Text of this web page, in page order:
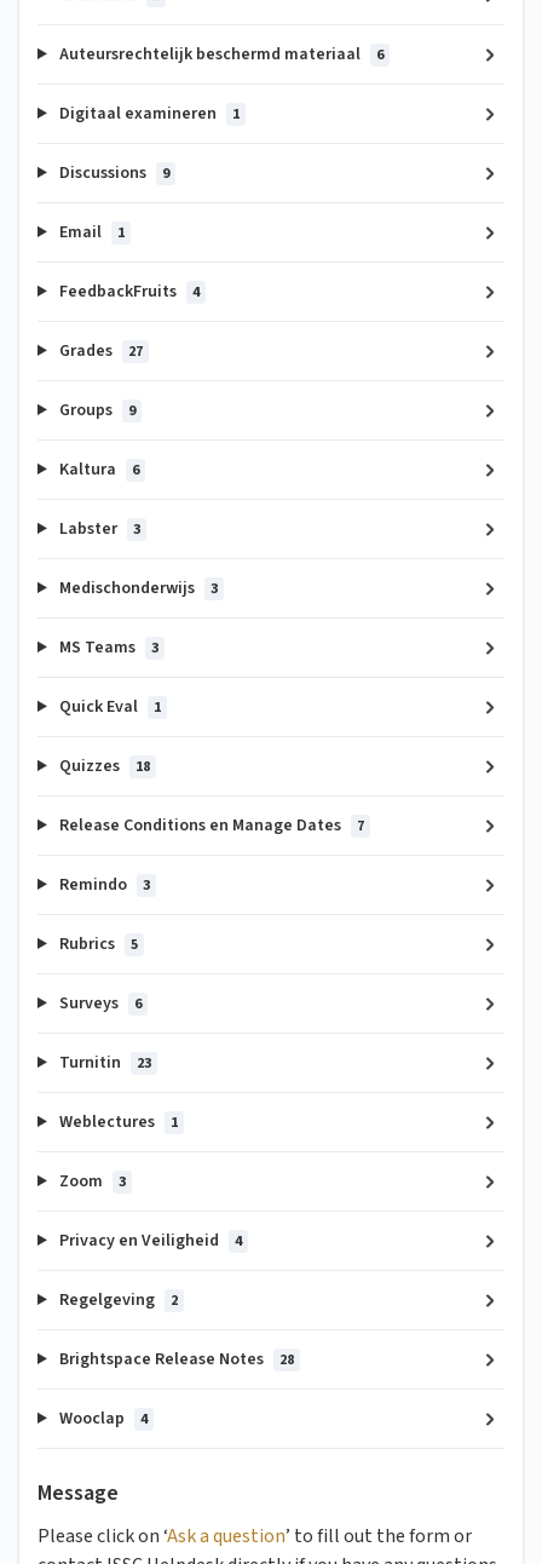
Auteursrechtelijk beschermd materiaal 6
Digitaal examineren 1
Discussions 9
Email 1
FeedbackFruits 4
Grades 27
Groups 9
Kaltura 6
Labster 3
Medischonderwijs 3
MS Teams 3
Quick Eval 1
Quizzes 18
Release Conditions en Manage Dates 7
Remindo 3
Rubrics 5
Surveys 6
Turnitin 23
Weblectures 1
Zoom 3
Privacy en Veiligheid 4
Regelgeving 2
Brightspace Release Notes 28
Wooclap 4
Message
Please click on ‘Ask a question’ to fill out the form or